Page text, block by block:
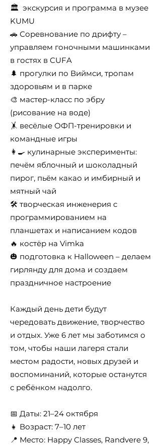
🏛 экскурсия и программа в музее
KUMU
🚗 Соревнование по дрифту –
управляем гоночными машинками
в гостях в CUFA
🌲 прогулки по Виймси, тропам
здоровьям и в парке
🎨 мастер-класс по эбру
(рисование на воде)
🤸 весёлые ОФП-тренировки и
командные игры
👩‍🍳 кулинарные эксперименты:
печём яблочный и шоколадный
пирог, пьём какао и имбирный и
мятный чай
🛠 творческая инженерия c
программированием на
планшетах и написанием кодов
🔥 костёр на Vimka
🎃 подготовка к Halloween – делаем
гирлянду для дома и создаем
праздничное настроение
Каждый день дети будут
чередовать движение, творчество
и отдых. Уже 6 лет мы заботимся о
том, чтобы наши лагеря стали
местом радости, новых друзей и
воспоминаний, которые останутся
с ребёнком надолго.
📅 Даты: 21–24 октября
👧 Возраст: 7–10 лет
📍 Место: Happy Classes, Randvere 9,